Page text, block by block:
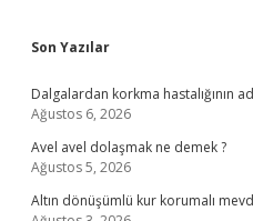
Sidebar
Son Yazılar
Dalgalardan korkma hastalığının
Ağustos 6, 2026
Avel avel dolaşmak ne demek ?
Ağustos 5, 2026
Altın dönüşümlü kur korumalı